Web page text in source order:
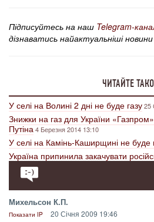
Підписуйтесь на наш Telegram-
дізнаватись найактуальніші
ЧИТАЙТЕ
У селі на Волині 2 дні не буде газу25
Знижки на газ для України
Путіна4 Березня 2014 13:10
У селі на Камінь-Каширщині не буде
Україна припинила закачувати
Михельсон К.П.
Показати IP 20 Січня 2009 19:46